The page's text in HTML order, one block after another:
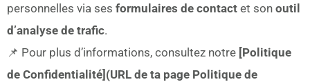
personnelles via ses formulaires de contact et son outil
d’analyse de trafic.
📌 Pour plus d’informations, consultez notre [Politique
de Confidentialité](URL de ta page Politique de